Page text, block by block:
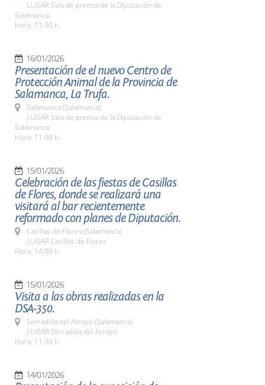
LUGAR Sala de prensa de la Diputación de
Salamanca.
Hora: 11:30 h.
16/01/2026
Presentación de el nuevo Centro de
Protección Animal de la Provincia de
Salamanca, La Trufa.
Salamanca (Salamanca)
LUGAR Sala de prensa de la Diputación de
Salamanca.
Hora: 11:00 h.
15/01/2026
Celebración de las fiestas de Casillas
de Flores, donde se realizará una
visitará al bar recientemente
reformado con planes de Diputación.
Casillas de Flores (Salamanca)
LUGAR Casillas de Flores
Hora: 14:00 h.
15/01/2026
Visita a las obras realizadas en la
DSA-350.
Serradilla del Arroyo (Salamanca)
LUGAR Serradilla del Arroyo
Hora: 11:30 h.
14/01/2026